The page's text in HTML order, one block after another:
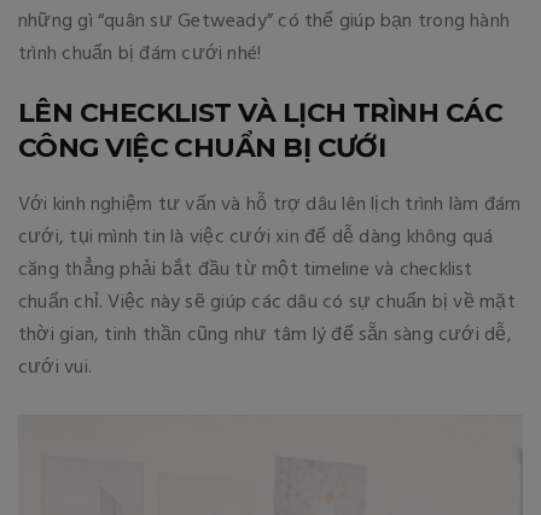
những gì “quân sư Getweady” có thể giúp bạn trong hành
trình chuẩn bị đám cưới nhé!
LÊN CHECKLIST VÀ LỊCH TRÌNH CÁC
CÔNG VIỆC CHUẨN BỊ CƯỚI
Với kinh nghiệm tư vấn và hỗ trợ dâu lên lịch trình làm đám
cưới, tụi mình tin là việc cưới xin để dễ dàng không quá
căng thẳng phải bắt đầu từ một timeline và checklist
chuẩn chỉ. Việc này sẽ giúp các dâu có sự chuẩn bị về mặt
thời gian, tinh thần cũng như tâm lý để sẵn sàng cưới dễ,
cưới vui.